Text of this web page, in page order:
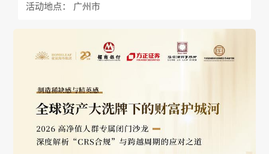
活动地点：
广州市